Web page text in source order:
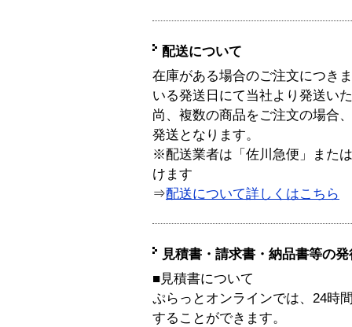
配送について
在庫がある場合のご注文につき
いる発送日にて当社より発送い
尚、複数の商品をご注文の場合
発送となります。
※配送業者は「佐川急便」また
けます
⇒配送について詳しくはこちら
見積書・請求書・納品書等の
■見積書について
ぷらっとオンラインでは、24時
することができます。